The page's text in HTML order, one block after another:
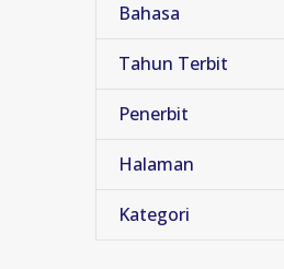
Bahasa
Tahun Terbit
Penerbit
Halaman
Kategori